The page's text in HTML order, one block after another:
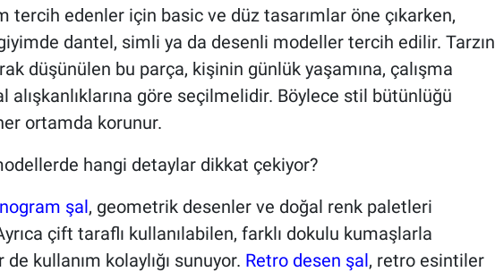
tercih edenler için basic ve düz tasarımlar öne çıkarken,
dantel, simli ya da desenli modeller tercih edilir. Tarzın
düşünülen bu parça, kişinin günlük yaşamına, çalışma
alışkanlıklarına göre seçilmelidir. Böylece stil bütünlüğü
ortamda korunur.
hangi detaylar dikkat çekiyor?
şal, geometrik desenler ve doğal renk paletleri
çift taraflı kullanılabilen, farklı dokulu kumaşlarla
kullanım kolaylığı sunuyor. Retro desen şal, retro esintiler